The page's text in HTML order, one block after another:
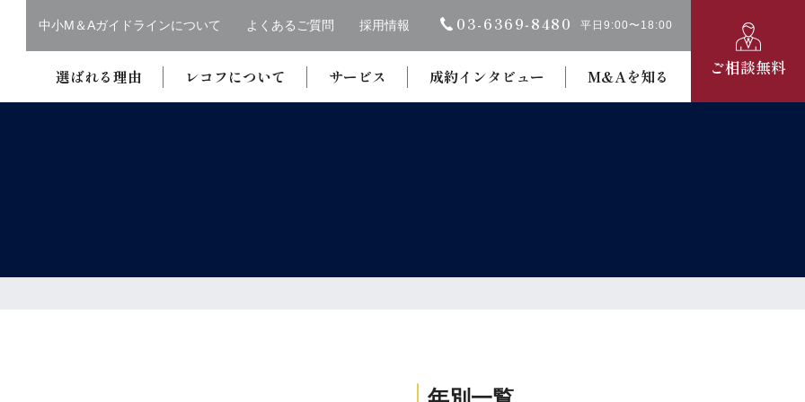
中小M＆Aガイドラインについて よくあるご質問 採用情報 03-6369‐8480 平日9:00〜18:00
選ばれる理由 レコフについて サービス 成約インタビュー M&Aを知る ご相談無料